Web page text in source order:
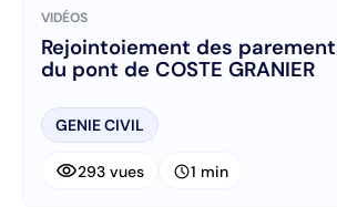
VIDÉOS
Rejointoiement des
du pont de COSTE GRANIER
GENIE CIVIL
visibility293 vues schedule1 min